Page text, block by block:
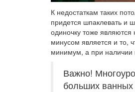
К недостаткам таких
придется шпаклевать и
одиночку тоже являются
минусом является и то,
минимум, а при наличии
Важно!
больших ванных